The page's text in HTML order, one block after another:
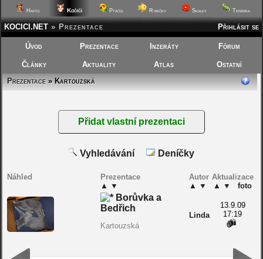
Hafíci Kočičí Ptáčci Rybičky Skalky Terárka
Přihlásit se
KOCICI.NET » Prezentace
Úvod Prezentace Inzeráty Fórum
Články Aktuality Atlas
Ostatní
Prezentace» Kartouzská
Vyhledávání Deníčky
Náhled
Prezentace
▲ ▼
Autor
▲ ▼
Aktualizace
▲ ▼ foto
Borůvka a
Bedřich
Kartouzská
Linda
13.9.09
17:19